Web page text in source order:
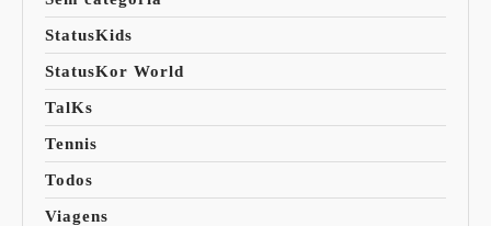
StatusKids
StatusKor World
TalKs
Tennis
Todos
Viagens